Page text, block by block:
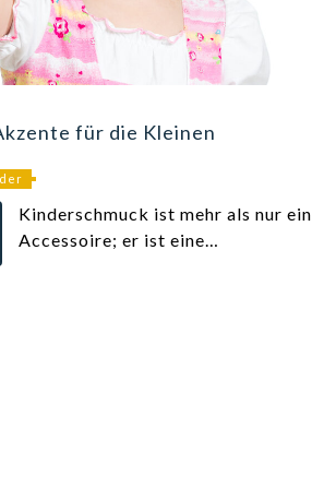
für die Kleinen
Kinderschmuck ist mehr als nur ein
Accessoire; er ist eine…